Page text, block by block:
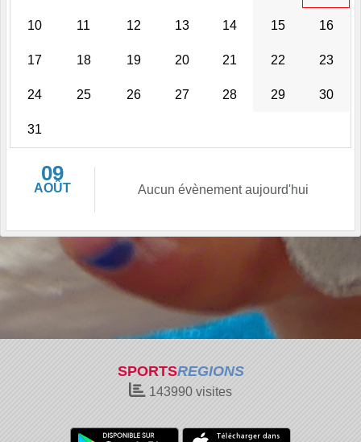
10 11 12 13 14 15 16
17 18 19 20 21 22 23
24 25 26 27 28 29 30
31
09
AOÛT Aucun évènement aujourd'hui
SPORTSREGIONS
143990 visites